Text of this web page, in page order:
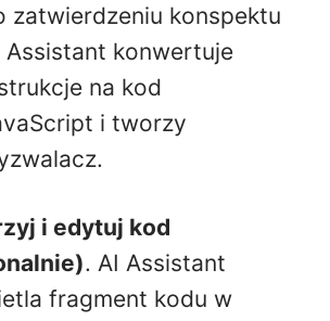
zatwierdzeniu konspektu
Assistant konwertuje
na kod
i tworzy
i edytuj kod
. AI Assistant
fragment kodu w